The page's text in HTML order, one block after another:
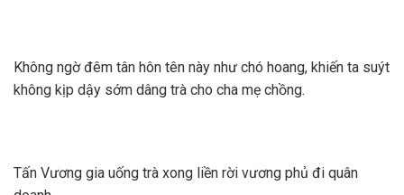
Không ngờ đêm tân hôn tên này như chó hoang, khiến ta suýt
không kịp dậy sớm dâng trà cho cha mẹ chồng.
Tấn Vương gia uống trà xong liền rời vương phủ đi quân